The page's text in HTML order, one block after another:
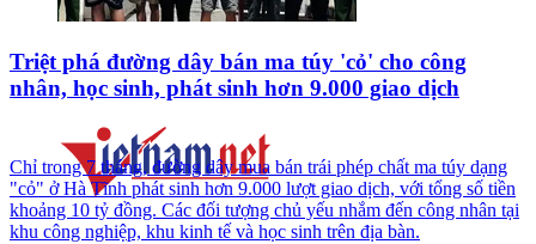
Triệt phá đường dây bán ma túy 'cỏ' cho công
nhân, học sinh, phát sinh hơn 9.000 giao dịch
Chỉ trong 7 tháng, đường dây mua bán trái phép chất ma túy dạng
"cỏ" ở Hà Tĩnh phát sinh hơn 9.000 lượt giao dịch, với tổng số tiền
khoảng 10 tỷ đồng. Các đối tượng chủ yếu nhắm đến công nhân tại
khu công nghiệp, khu kinh tế và học sinh trên địa bàn.